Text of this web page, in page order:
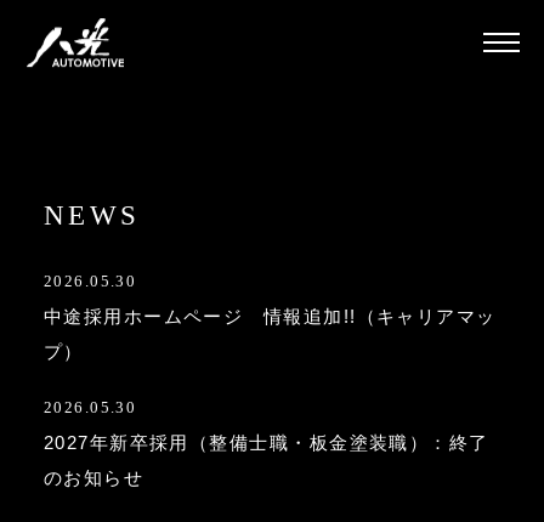
NEWS
2026.05.30
中途採用ホームページ 情報追加!!（キャリアマッ
プ）
2026.05.30
2027年新卒採用（整備士職・板金塗装職）：終了
のお知らせ